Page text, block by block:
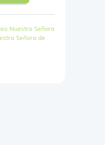
Nuestra Señora
Señora de